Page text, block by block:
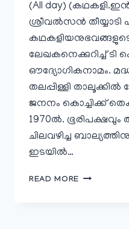
(All day)
ശ്രീവല്‍സന്‍
ലേഖകനെക്കുറിച്ച്
ഔദ്യോഗികനാമം.
തലപ്പിള്ളി
ജനനം കൊച്ചിക്ക്
1970ല്‍‍.
ചിലവഴിച്ച
ഇടയില്‍…
READ MORE